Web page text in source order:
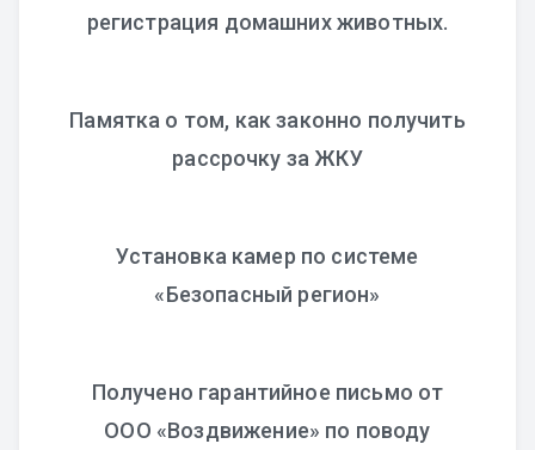
регистрация домашних животных.
Памятка о том, как законно получить
рассрочку за ЖКУ
Установка камер по системе
«Безопасный регион»
Получено гарантийное письмо от
ООО «Воздвижение» по поводу